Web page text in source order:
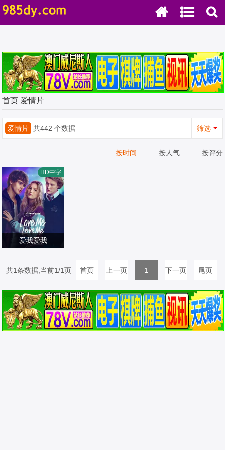
首页 爱情片
爱情片 共442 个数据 筛选
按时间 按人气 按评分
爱我爱我
巴罗佐,卢卡·梅卢
ichelangelo,Vizzi
ni,Madior,Fall,Va
nessa,Donghi
爱情片
HD中字
共1条数据,当前1/1页 首页 上一页 1 下一页 尾页